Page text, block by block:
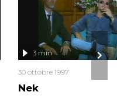
Nek
3 min
30 ottobre 1997